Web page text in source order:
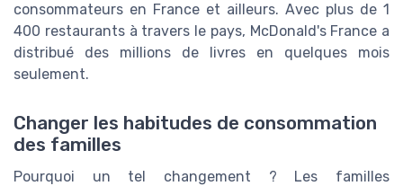
consommateurs en France et ailleurs. Avec plus de 1
400 restaurants à travers le pays, McDonald's France a
distribué des millions de livres en quelques mois
seulement.
Changer les habitudes de consommation
des familles
Pourquoi un tel changement ? Les familles